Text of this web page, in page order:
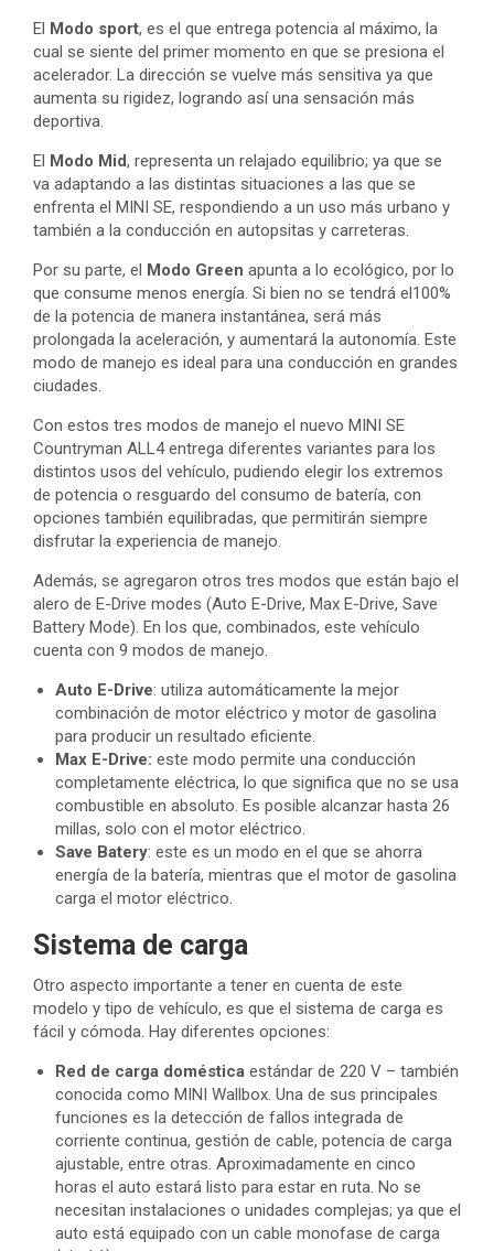
El Modo sport, es el que entrega potencia al máximo, la
cual se siente del primer momento en que se presiona el
acelerador. La dirección se vuelve más sensitiva ya que
aumenta su rigidez, logrando así una sensación más
deportiva.
El Modo Mid, representa un relajado equilibrio; ya que se
va adaptando a las distintas situaciones a las que se
enfrenta el MINI SE, respondiendo a un uso más urbano y
también a la conducción en autopsitas y carreteras.
Por su parte, el Modo Green apunta a lo ecológico, por lo
que consume menos energía. Si bien no se tendrá el100%
de la potencia de manera instantánea, será más
prolongada la aceleración, y aumentará la autonomía. Este
modo de manejo es ideal para una conducción en grandes
ciudades.
Con estos tres modos de manejo el nuevo MINI SE
Countryman ALL4 entrega diferentes variantes para los
distintos usos del vehículo, pudiendo elegir los extremos
de potencia o resguardo del consumo de batería, con
opciones también equilibradas, que permitirán siempre
disfrutar la experiencia de manejo.
Además, se agregaron otros tres modos que están bajo el
alero de E-Drive modes (Auto E-Drive, Max E-Drive, Save
Battery Mode). En los que, combinados, este vehículo
cuenta con 9 modos de manejo.
Auto E-Drive: utiliza automáticamente la mejor
combinación de motor eléctrico y motor de gasolina
para producir un resultado eficiente.
Max E-Drive: este modo permite una conducción
completamente eléctrica, lo que significa que no se usa
combustible en absoluto. Es posible alcanzar hasta 26
millas, solo con el motor eléctrico.
Save Batery: este es un modo en el que se ahorra
energía de la batería, mientras que el motor de gasolina
carga el motor eléctrico.
Sistema de carga
Otro aspecto importante a tener en cuenta de este
modelo y tipo de vehículo, es que el sistema de carga es
fácil y cómoda. Hay diferentes opciones:
Red de carga doméstica estándar de 220 V – también
conocida como MINI Wallbox. Una de sus principales
funciones es la detección de fallos integrada de
corriente continua, gestión de cable, potencia de carga
ajustable, entre otras. Aproximadamente en cinco
horas el auto estará listo para estar en ruta. No se
necesitan instalaciones o unidades complejas; ya que el
auto está equipado con un cable monofase de carga